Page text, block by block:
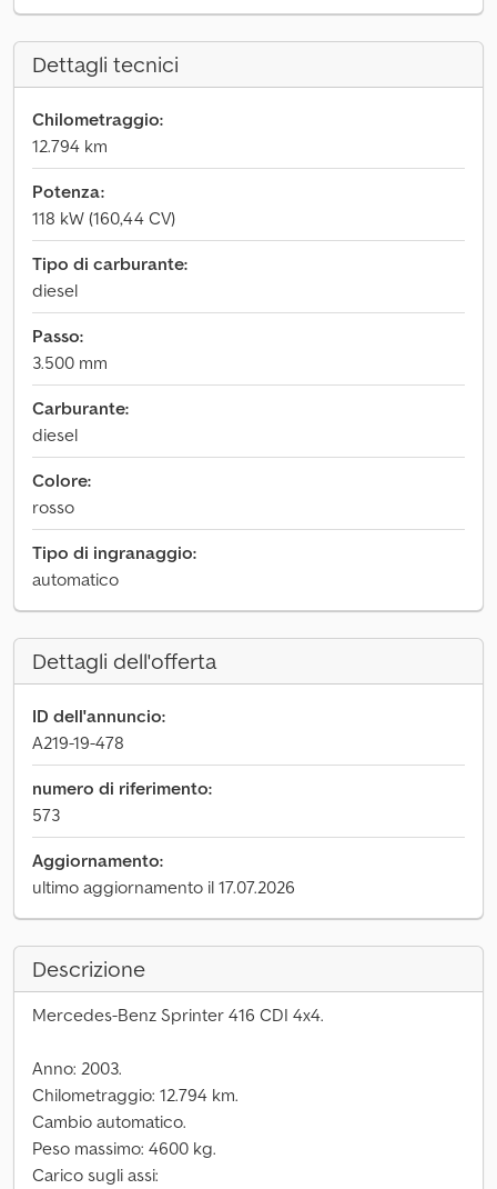
Dettagli tecnici
Chilometraggio:
12.794 km
Potenza:
118 kW (160,44 CV)
Tipo di carburante:
diesel
Passo:
3.500 mm
Carburante:
diesel
Colore:
rosso
Tipo di ingranaggio:
automatico
Dettagli dell'offerta
ID dell'annuncio:
A219-19-478
numero di riferimento:
573
Aggiornamento:
ultimo aggiornamento il 17.07.2026
Descrizione
Mercedes-Benz Sprinter 416 CDI 4x4.
Anno: 2003.
Chilometraggio: 12.794 km.
Cambio automatico.
Peso massimo: 4600 kg.
Carico sugli assi: